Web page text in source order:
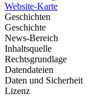
Website-Karte
Geschichten
Geschichte
News-Bereich
Inhaltsquelle
Rechtsgrundlage
Datendateien
Daten und Sicherheit
Lizenz